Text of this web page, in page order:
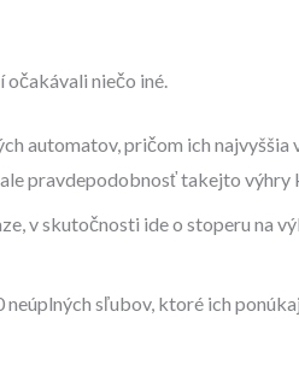
očakávali niečo iné.
automatov, pričom ich
pravdepodobnosť takejto výhry
v skutočnosti ide o stoperu na
sľubov, ktoré ich